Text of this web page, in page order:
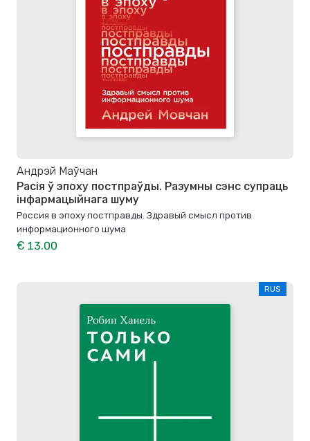
Андрэй Маўчан
Расія ў эпоху постпраўды. Разумны сэнс супраць
інфармацыйнага шуму
Россия в эпоху постправды. Здравый смысл против
информационного шума
€ 13.00
RUS